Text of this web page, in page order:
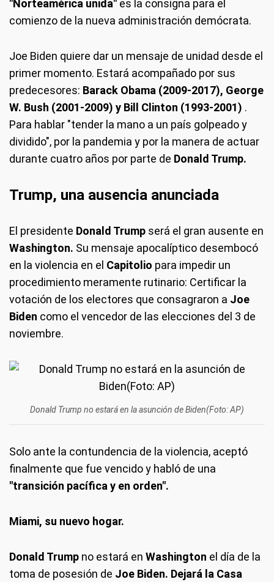
"Norteamérica unida" es la consigna para el
comienzo de la nueva administración demócrata.
Joe Biden quiere dar un mensaje de unidad desde el
primer momento. Estará acompañado por sus
predecesores: Barack Obama (2009-2017), George
W. Bush (2001-2009) y Bill Clinton (1993-2001) .
Para hablar "tender la mano a un país golpeado y
dividido", por la pandemia y por la manera de actuar
durante cuatro años por parte de Donald Trump.
Trump, una ausencia anunciada
El presidente Donald Trump será el gran ausente en
Washington. Su mensaje apocalíptico desembocó
en la violencia en el Capitolio para impedir un
procedimiento meramente rutinario: Certificar la
votación de los electores que consagraron a Joe
Biden como el vencedor de las elecciones del 3 de
noviembre.
Donald Trump no estará en la asunción de Biden(Foto: AP)
Solo ante la contundencia de la violencia, aceptó
finalmente que fue vencido y habló de una
"transición pacífica y en orden".
Miami, su nuevo hogar.
Donald Trump no estará en Washington el día de la
toma de posesión de Joe Biden. Dejará la Casa